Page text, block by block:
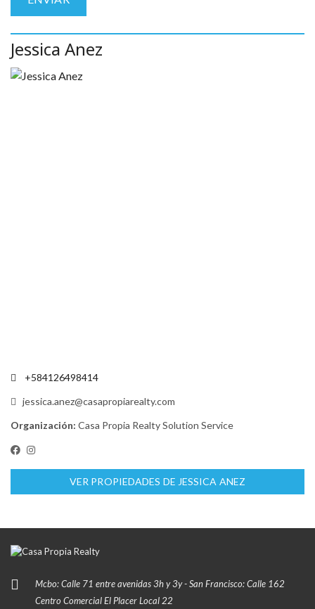
Jessica Anez
+584126498414
jessica.anez@casapropiarealty.com
Organización: Casa Propia Realty Solution Service
VER PROPIEDADES DE JESSICA ANEZ
Mcbo: Calle 71 entre avenidas 3h y 3y - San Francisco: Calle 162
Centro Comercial El Placer Local 22